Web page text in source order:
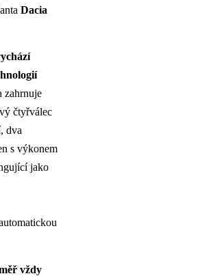
Dacia
zahrnuje
čtyřválec
dva
s výkonem
jako
vždy